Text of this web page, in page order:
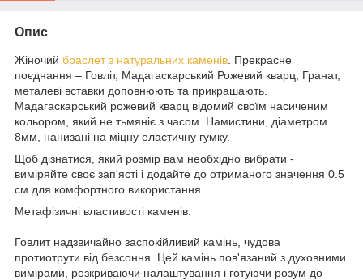
Опис
Жіночий браслет з натуральних каменів . Прекрасне
поєднання – Говліт, Мадагаскарський Рожевий кварц, Гранат,
металеві вставки доповнюють та прикрашають.
Мадагаскарський рожевий кварц відомий своїм насиченим
кольором, який не тьмяніє з часом. Намистини, діаметром
8мм, нанизані на міцну еластичну гумку.
Щоб дізнатися, який розмір вам необхідно вибрати -
виміряйте своє зап'ясті і додайте до отриманого значення 0.5
см для комфортного використання.
Метафізичні властивості каменів:
Говлит надзвичайно заспокійливий камінь, чудова
протиотрути від безсоння. Цей камінь пов'язаний з духовними
вимірами, розкриваючи налаштування і готуючи розум до